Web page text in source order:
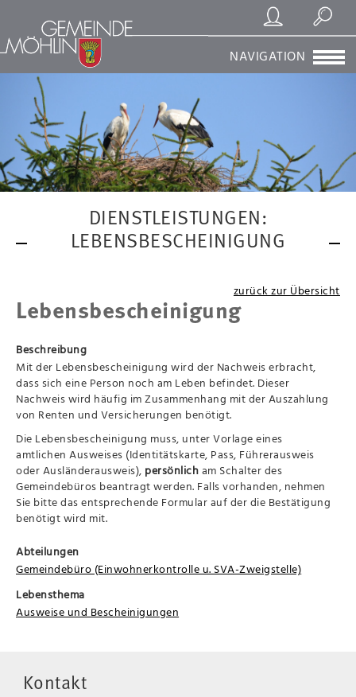
Registrierung/Login
Suchen
NAVIGATION
DIENSTLEISTUNGEN:
LEBENSBESCHEINIGUNG
zurück zur Übersicht
Lebensbescheinigung
Beschreibung
Mit der Lebensbescheinigung wird der Nachweis erbracht,
dass sich eine Person noch am Leben befindet. Dieser
Nachweis wird häufig im Zusammenhang mit der Auszahlung
von Renten und Versicherungen benötigt.
Die Lebensbescheinigung muss, unter Vorlage eines
amtlichen Ausweises (Identitätskarte, Pass, Führerausweis
oder Ausländerausweis), persönlicham Schalter des
Gemeindebüros beantragt werden. Falls vorhanden, nehmen
Sie bitte das entsprechende Formular auf der die Bestätigung
benötigt wird mit.
Abteilungen
Gemeindebüro (Einwohnerkontrolle u. SVA-Zweigstelle)
Lebensthema
Ausweise und Bescheinigungen
Kontakt